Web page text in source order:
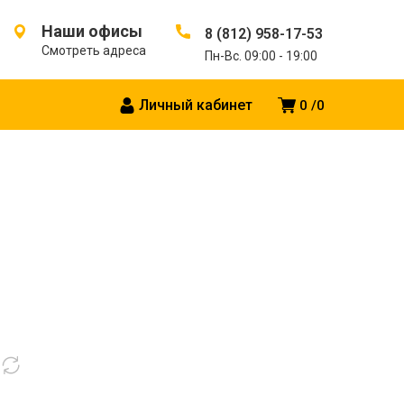
Наши офисы
Смотреть адреса
8 (812) 958-17-53
Пн-Вс. 09:00 - 19:00
0 0
Личный кабинет